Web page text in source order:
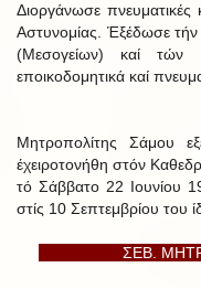
Διοργάνωσε πνευματικές
Αστυνομίας. Έξέδωσε τήν
(Μεσογείων) καί
εποικοδομητικά καί
Μητροπολίτης Σάμου
έχειροτονήθη στόν
τό Σάββατο 22 Ιουνίου
στίς 10 Σεπτεμβρίου του
ΣΕΒ.